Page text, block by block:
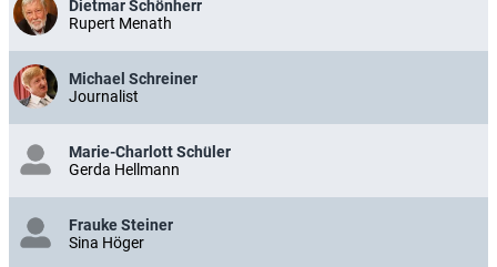
Dietmar Schönherr
Rupert Menath
Michael Schreiner
Journalist
Marie-Charlott Schüler
Gerda Hellmann
Frauke Steiner
Sina Höger